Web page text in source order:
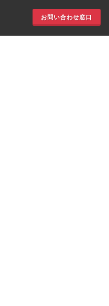
お問い合わせ窓口